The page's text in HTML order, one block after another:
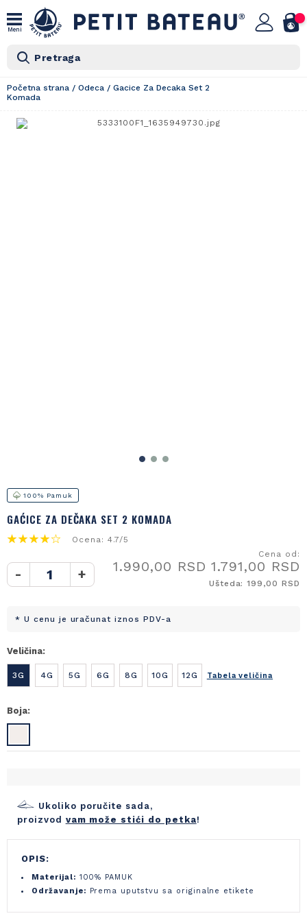
Meni
Pretraga
Početna strana / Odeca / Gacice Za Decaka Set 2
Komada
100% Pamuk
GAĆICE ZA DEČAKA SET 2 KOMADA
Ocena: 4.7/5
- +
Cena od:
1.990,00 RSD1.791,00 RSD
Ušteda: 199,00 RSD
* U cenu je uračunat iznos PDV-a
Veličina:
3G 4G 5G 6G 8G 10G 12G Tabela veličina
Boja:
Ukoliko poručite sada,
proizvod vam može stići do petka!
OPIS:
Materijal: 100% PAMUK
Održavanje: Prema uputstvu sa originalne etikete